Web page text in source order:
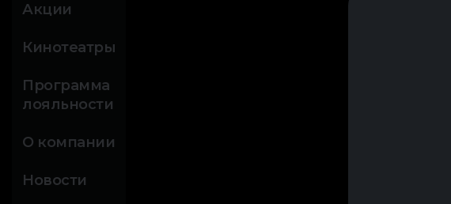
Акции
Кинотеатры
Программа
лояльности
О компании
Новости